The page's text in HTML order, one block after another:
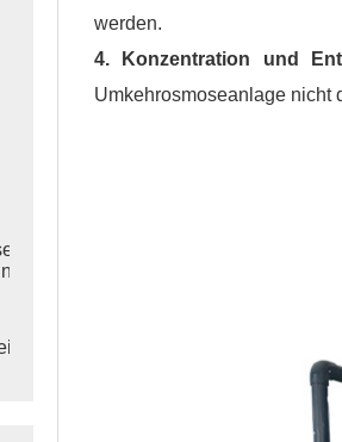
werden.
4. Konzentration und
Umkehrosmoseanlage nicht